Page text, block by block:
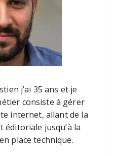
j’ai 35 ans et je
consiste à gérer
internet, allant de la
jusqu’à la
place technique.